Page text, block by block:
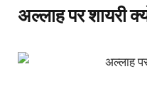
अल्लाह पर शायरी